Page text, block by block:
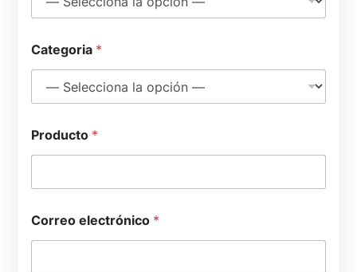
b
e
*
Categoria *
Producto *
Correo electrónico *